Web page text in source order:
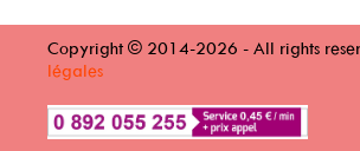
Copyright © 2014-2026 - All rights
légales